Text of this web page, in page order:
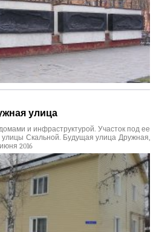
улица
и инфраструктурой. Участок под ее
улицы Скальной. Будущая улица Дружная,
2016